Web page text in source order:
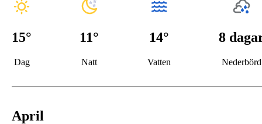
15°
Dag
11°
Natt
14°
Vatten
8
Nederbörd
April